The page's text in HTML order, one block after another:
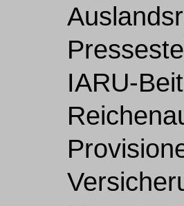
IARU-